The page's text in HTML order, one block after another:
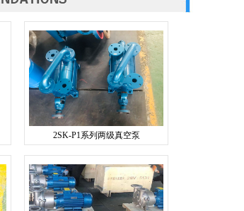
2SK-P1系列两级真空泵